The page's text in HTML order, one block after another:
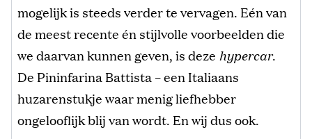
mogelijk is steeds verder te vervagen. Eén van
de meest recente én stijlvolle voorbeelden die
we daarvan kunnen geven, is deze hypercar.
De Pininfarina Battista – een Italiaans
huzarenstukje waar menig liefhebber
ongelooflijk blij van wordt. En wij dus ook.